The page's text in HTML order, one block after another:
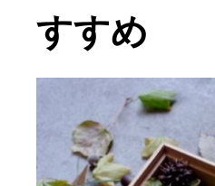
すすめ